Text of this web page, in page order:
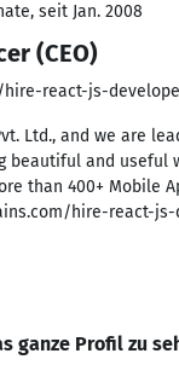
seit Jan. 2008
(CEO)
react-js-
Ltd., and we are
beautiful and useful
than 400+ Mobile
hire-react-js-
ganze Profil zu